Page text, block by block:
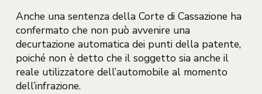
Anche una sentenza della Corte di Cassazione ha
confermato che non può avvenire una
decurtazione automatica dei punti della patente,
poiché non è detto che il soggetto sia anche il
reale utilizzatore dell’automobile al momento
dell’infrazione.